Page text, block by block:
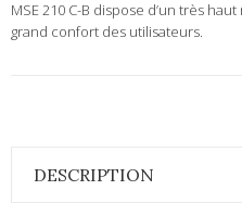
MSE 210 C-B dispose d’un très
grand confort des utilisateurs.
DESCRIPTION